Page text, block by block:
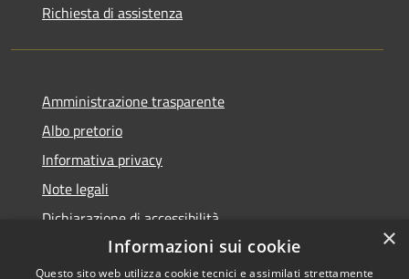
Richiesta di assistenza
Amministrazione trasparente
Albo pretorio
Informativa privacy
Note legali
Dichiarazione di accessibilità
×
Informazioni sui cookie
Questo sito web utilizza cookie tecnici e assimilati strettamente